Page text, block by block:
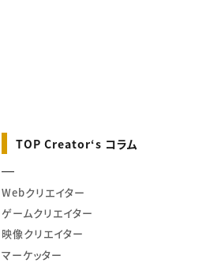
TOP Creator‘s コラム
Webクリエイター
ゲームクリエイター
映像クリエイター
マーケッター